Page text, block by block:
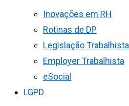
Inovações em RH
Rotinas de DP
Legislação Trabalhista
Employer Trabalhista
eSocial
LGPD